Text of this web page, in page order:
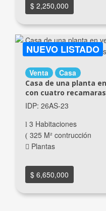
$ 2,250,000
NUEVO LISTADO
Venta Casa
Casa de una planta
con cuatro
IDP: 26AS-23
3 Habitaciones
325 M² contrucción
Plantas
$ 6,650,000